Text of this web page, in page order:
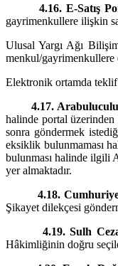
4.16. E-Satış
gayrimenkullere ilişkin
Ulusal Yargı Ağı
menkul/gayrimenkullere
Elektronik ortamda teklif
4.17. Arabuluculuk
halinde portal
sonra göndermek
eksiklik bulunmaması
bulunması halinde ilgili
yer almaktadır.
4.18. Cumhuriyet
Şikayet dilekçesi
4.19. Sulh Ceza
Hâkimliğinin doğru